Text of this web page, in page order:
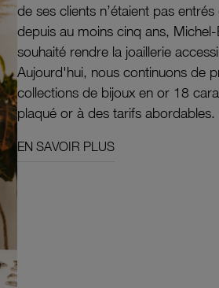
de ses clients n’étaient pas
depuis au moins cinq ans,
souhaité rendre la joaillerie
Aujourd'hui, nous continuons de
collections de bijoux en or 18
plaqué or à des tarifs abordables.
EN SAVOIR PLUS